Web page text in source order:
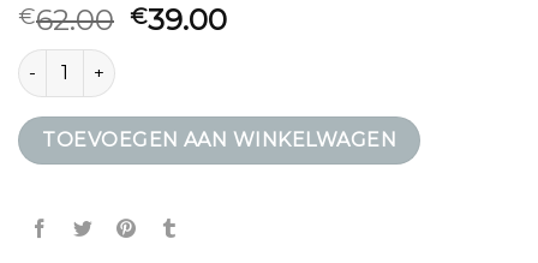
€62.00 €39.00
rugzak dames leer aantal
TOEVOEGEN AAN WINKELWAGEN